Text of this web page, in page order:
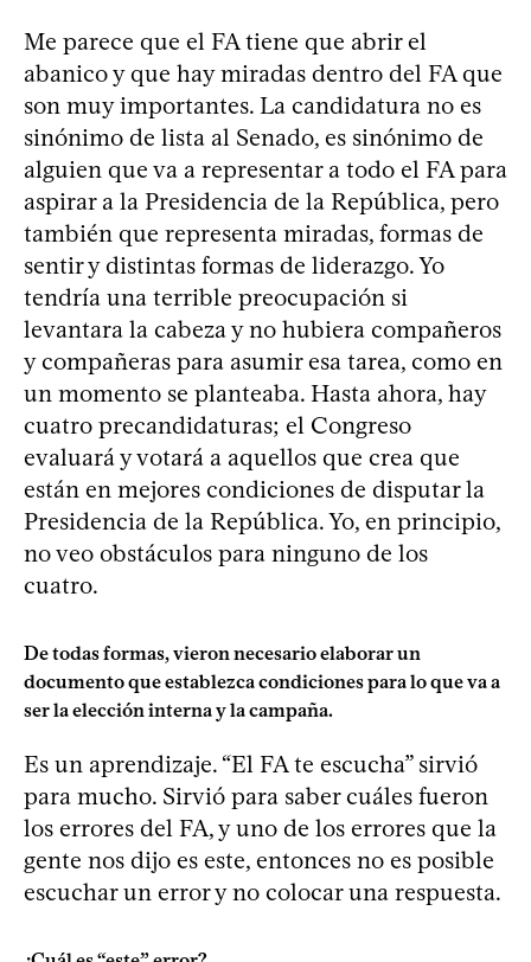
Me parece que el FA tiene que abrir el
abanico y que hay miradas dentro del FA que
son muy importantes. La candidatura no es
sinónimo de lista al Senado, es sinónimo de
alguien que va a representar a todo el FA para
aspirar a la Presidencia de la República, pero
también que representa miradas, formas de
sentir y distintas formas de liderazgo. Yo
tendría una terrible preocupación si
levantara la cabeza y no hubiera compañeros
y compañeras para asumir esa tarea, como en
un momento se planteaba. Hasta ahora, hay
cuatro precandidaturas; el Congreso
evaluará y votará a aquellos que crea que
están en mejores condiciones de disputar la
Presidencia de la República. Yo, en principio,
no veo obstáculos para ninguno de los
cuatro.
De todas formas, vieron necesario elaborar un
documento que establezca condiciones para lo que va a
ser la elección interna y la campaña.
Es un aprendizaje. “El FA te escucha” sirvió
para mucho. Sirvió para saber cuáles fueron
los errores del FA, y uno de los errores que la
gente nos dijo es este, entonces no es posible
escuchar un error y no colocar una respuesta.